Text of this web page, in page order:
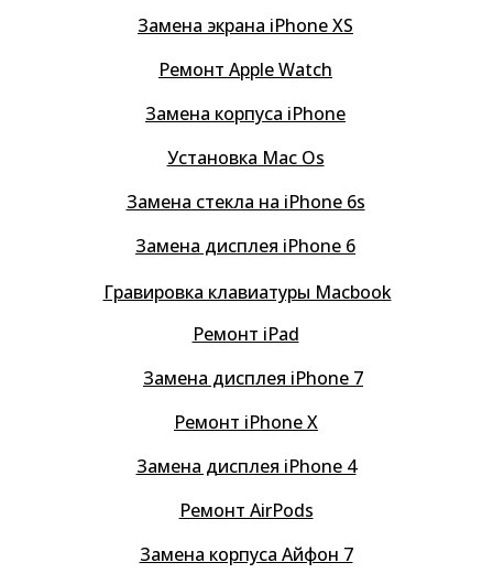
Замена корпуса iPhone
Замена корпуса Айфон 7
Ремонт iPad
Ремонт Apple Watch
Ремонт AirPods
Гравировка клавиатуры Macbook
Замена экрана iPhone XS
Замена дисплея iPhone 4
Замена дисплея iPhone 6
Ремонт iPhone X
Замена стекла на iPhone 6s
Установка Mac Os
Замена дисплея iPhone 7